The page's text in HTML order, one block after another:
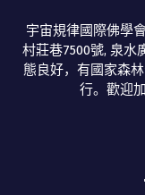
宇宙規律國際佛學
村莊巷7500號, 泉水
態良好，有國家森
行。歡迎